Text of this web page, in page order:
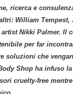
ricerca e
William Tempest,
Nikki Palmer. Il
per far
soluzioni che
Shop ha infuso
cruelty-free